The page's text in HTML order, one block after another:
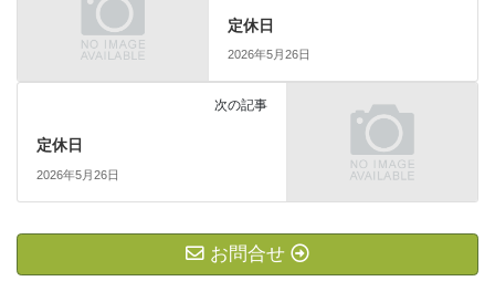
定休日
2026年5月26日
次の記事
定休日
2026年5月26日
お問合せ